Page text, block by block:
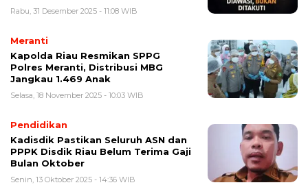
Rabu, 31 Desember 2025 - 11:08 WIB
Meranti
Kapolda Riau Resmikan SPPG
Polres Meranti, Distribusi MBG
Jangkau 1.469 Anak
Selasa, 18 November 2025 - 10:03 WIB
Pendidikan
Kadisdik Pastikan Seluruh ASN dan
PPPK Disdik Riau Belum Terima Gaji
Bulan Oktober
Senin, 13 Oktober 2025 - 14:36 WIB